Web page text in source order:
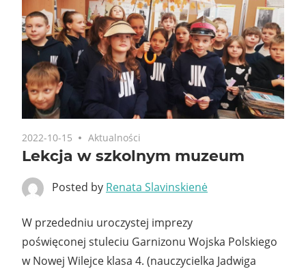
2022-10-15 Aktualności
Lekcja w szkolnym muzeum
Posted by Renata Slavinskienė
W przededniu uroczystej imprezy
poświęconej stuleciu Garnizonu Wojska Polskiego
w Nowej Wilejce klasa 4. (nauczycielka Jadwiga